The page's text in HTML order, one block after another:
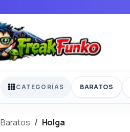
CATEGORÍAS BARATOS
Baratos Holga